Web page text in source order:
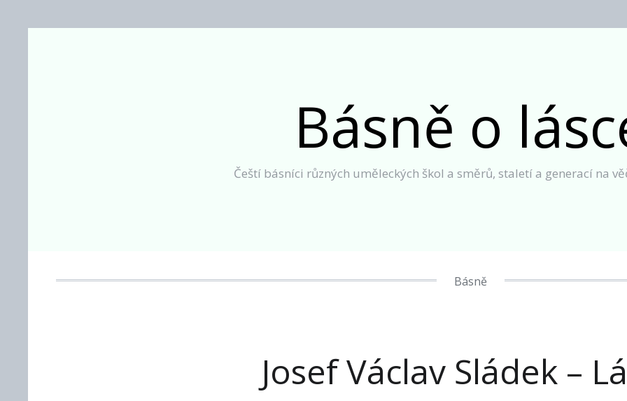
Básně o
Čeští básníci různých uměleckých škol a směrů, staletí a generací na
Básně
Josef Václav Sládek –